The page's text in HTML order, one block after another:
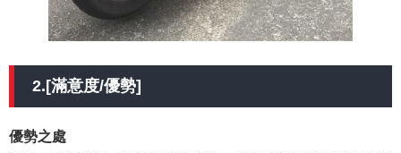
2.[滿意度/優勢]
優勢之處